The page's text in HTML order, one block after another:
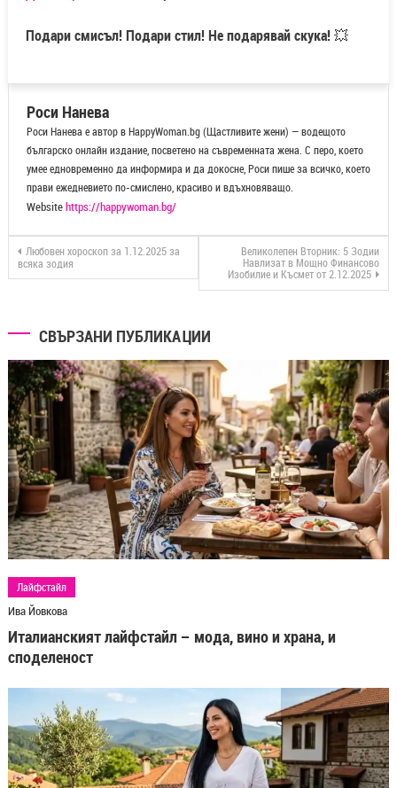
Подари смисъл! Подари стил! Не подарявай скука! 💥
Роси Нанева
Роси Нанева е автор в HappyWoman.bg (Щастливите жени) — водещото
българско онлайн издание, посветено на съвременната жена. С перо, което
умее едновременно да информира и да докосне, Роси пише за всичко, което
прави ежедневието по-смислено, красиво и вдъхновяващо.
Websitehttps://happywoman.bg/
Любовен хороскоп за 1.12.2025 за
всяка зодия
Великолепен Вторник: 5 Зодии
Навлизат в Мощно Финансово
Изобилие и Късмет от 2.12.2025
СВЪРЗАНИ ПУБЛИКАЦИИ
Лайфстайл
Ива Йовкова
Италианският лайфстайл – мода, вино и храна, и
споделеност